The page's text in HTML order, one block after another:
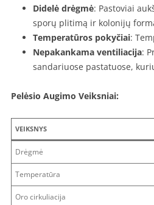
Didelė drėgmė: Pastoviai
sporų plitimą ir kolonijų
Temperatūros pokyčiai:
Nepakankama ventiliacija:
sandariuose pastatuose,
Pelėsio Augimo Veiksniai:
VEIKSNYS
Drėgmė
Temperatūra
Oro cirkuliacija